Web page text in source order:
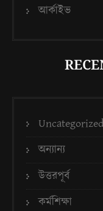
আর্কাইভ
Uncategorized
অন্যান্য
উত্তরপূর্ব
কর্মশিক্ষা